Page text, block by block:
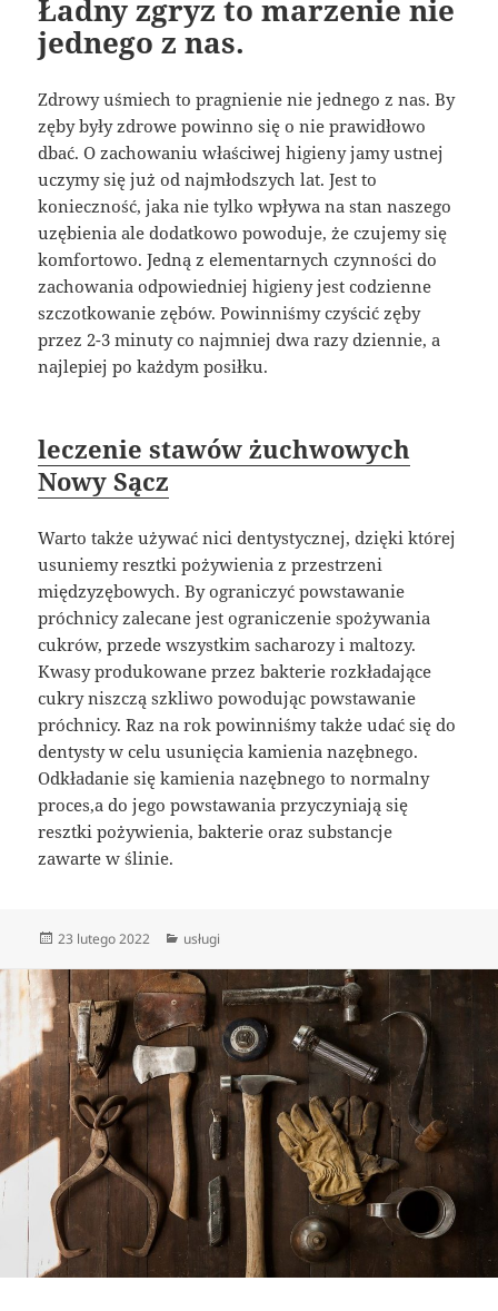
Ładny zgryz to marzenie nie
jednego z nas.
Zdrowy uśmiech to pragnienie nie jednego z nas. By
zęby były zdrowe powinno się o nie prawidłowo
dbać. O zachowaniu właściwej higieny jamy ustnej
uczymy się już od najmłodszych lat. Jest to
konieczność, jaka nie tylko wpływa na stan naszego
uzębienia ale dodatkowo powoduje, że czujemy się
komfortowo. Jedną z elementarnych czynności do
zachowania odpowiedniej higieny jest codzienne
szczotkowanie zębów. Powinniśmy czyścić zęby
przez 2-3 minuty co najmniej dwa razy dziennie, a
najlepiej po każdym posiłku.
leczenie stawów żuchwowych
Nowy Sącz
Warto także używać nici dentystycznej, dzięki której
usuniemy resztki pożywienia z przestrzeni
międzyzębowych. By ograniczyć powstawanie
próchnicy zalecane jest ograniczenie spożywania
cukrów, przede wszystkim sacharozy i maltozy.
Kwasy produkowane przez bakterie rozkładające
cukry niszczą szkliwo powodując powstawanie
próchnicy. Raz na rok powinniśmy także udać się do
dentysty w celu usunięcia kamienia nazębnego.
Odkładanie się kamienia nazębnego to normalny
proces,a do jego powstawania przyczyniają się
resztki pożywienia, bakterie oraz substancje
zawarte w ślinie.
Data
23 lutego 2022 Kategorie
usługi